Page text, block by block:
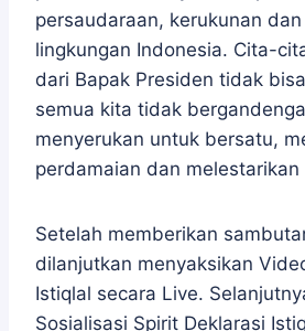
persaudaraan, kerukunan
lingkungan Indonesia. Cita-
dari Bapak Presiden tidak
semua kita tidak
menyerukan untuk bersatu,
perdamaian dan melestarikan
Setelah memberikan
dilanjutkan menyaksikan
Istiqlal secara Live.
Sosialisasi Spirit Deklarasi